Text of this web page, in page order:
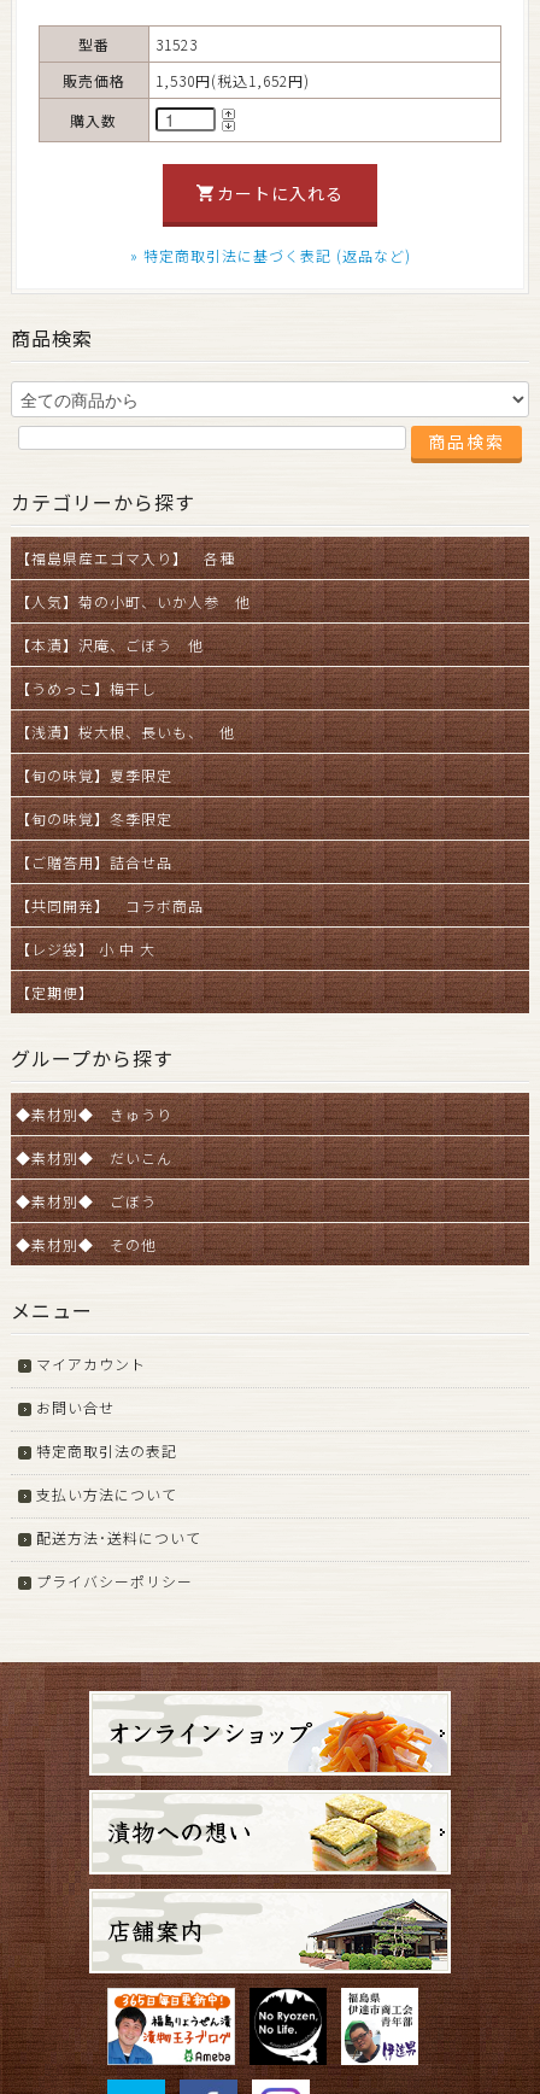
型番
31523
販売価格
1,530円(税込1,652円)
購入数
» 特定商取引法に基づく表記 (返品など)
商品検索
カテゴリーから探す
【福島県産エゴマ入り】 各種
【人気】菊の小町、いか人参 他
【本漬】沢庵、ごぼう 他
【うめっこ】梅干し
【浅漬】桜大根、長いも、 他
【旬の味覚】夏季限定
【旬の味覚】冬季限定
【ご贈答用】詰合せ品
【共同開発】 コラボ商品
【レジ袋】 小 中 大
【定期便】
グループから探す
◆素材別◆ きゅうり
◆素材別◆ だいこん
◆素材別◆ ごぼう
◆素材別◆ その他
メニュー
マイアカウント
お問い合せ
特定商取引法の表記
支払い方法について
配送方法･送料について
プライバシーポリシー